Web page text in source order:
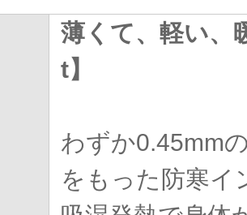
薄くて、軽い、
t】
わずか0.45mm
をもった防寒イ